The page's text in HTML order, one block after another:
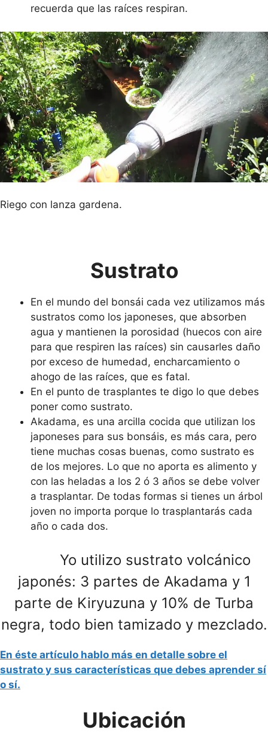
recuerda que las raíces respiran.
Riego con lanza gardena.
Sustrato
En el mundo del bonsái cada vez utilizamos más
sustratos como los japoneses, que absorben
agua y mantienen la porosidad (huecos con aire
para que respiren las raíces) sin causarles daño
por exceso de humedad, encharcamiento o
ahogo de las raíces, que es fatal.
En el punto de trasplantes te digo lo que debes
poner como sustrato.
Akadama, es una arcilla cocida que utilizan los
japoneses para sus bonsáis, es más cara, pero
tiene muchas cosas buenas, como sustrato es
de los mejores. Lo que no aporta es alimento y
con las heladas a los 2 ó 3 años se debe volver
a trasplantar. De todas formas si tienes un árbol
joven no importa porque lo trasplantarás cada
año o cada dos.
Yo utilizo sustrato volcánico
japonés: 3 partes de Akadama y 1
parte de Kiryuzuna y 10% de Turba
negra, todo bien tamizado y mezclado.
En éste artículo hablo más en detalle sobre el
sustrato y sus características que debes aprender sí
o sí.
Ubicación